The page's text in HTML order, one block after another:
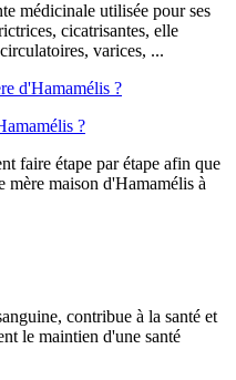
médicinale utilisée pour ses
cicatrisantes, elle
varices, ...
?
faire étape par étape afin que
mère maison d'Hamamélis à
contribue à la santé et
le maintien d'une santé